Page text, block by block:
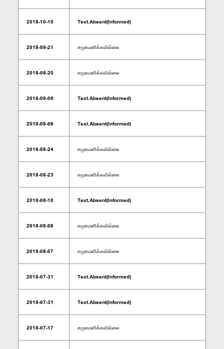
2018-10-10 Text.Absent(Informed)
2018-09-21 சமூகமளிக்கவில்லை
2018-09-20 சமூகமளிக்கவில்லை
2018-09-06 Text.Absent(Informed)
2018-09-06 Text.Absent(Informed)
2018-08-24 சமூகமளிக்கவில்லை
2018-08-23 சமூகமளிக்கவில்லை
2018-08-10 Text.Absent(Informed)
2018-08-08 சமூகமளிக்கவில்லை
2018-08-07 சமூகமளிக்கவில்லை
2018-07-31 Text.Absent(Informed)
2018-07-31 Text.Absent(Informed)
2018-07-17 சமூகமளிக்கவில்லை